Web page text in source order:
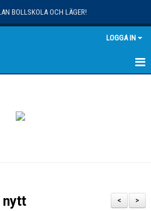
BOLLSKOLA OCH LÄGER!
LOGGA IN
>
<
nytt